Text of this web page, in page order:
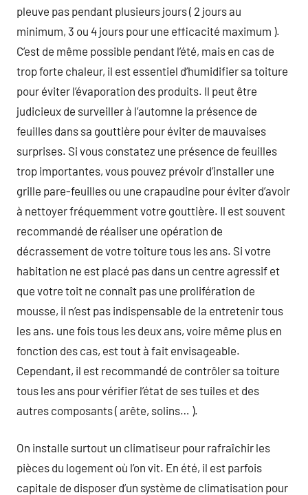
pleuve pas pendant plusieurs jours ( 2 jours au
minimum, 3 ou 4 jours pour une efficacité maximum ).
C’est de même possible pendant l’été, mais en cas de
trop forte chaleur, il est essentiel d’humidifier sa toiture
pour éviter l’évaporation des produits. Il peut être
judicieux de surveiller à l’automne la présence de
feuilles dans sa gouttière pour éviter de mauvaises
surprises. Si vous constatez une présence de feuilles
trop importantes, vous pouvez prévoir d’installer une
grille pare-feuilles ou une crapaudine pour éviter d’avoir
à nettoyer fréquemment votre gouttière. Il est souvent
recommandé de réaliser une opération de
décrassement de votre toiture tous les ans. Si votre
habitation ne est placé pas dans un centre agressif et
que votre toit ne connaît pas une prolifération de
mousse, il n’est pas indispensable de la entretenir tous
les ans. une fois tous les deux ans, voire même plus en
fonction des cas, est tout à fait envisageable.
Cependant, il est recommandé de contrôler sa toiture
tous les ans pour vérifier l’état de ses tuiles et des
autres composants ( arête, solins… ).
On installe surtout un climatiseur pour rafraîchir les
pièces du logement où l’on vit. En été, il est parfois
capitale de disposer d’un système de climatisation pour